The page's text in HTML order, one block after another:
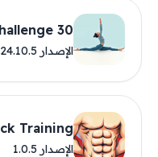
30 Day Splits Challenge
الإصدار 24.10.5
Training
الإصدار 1.0.5